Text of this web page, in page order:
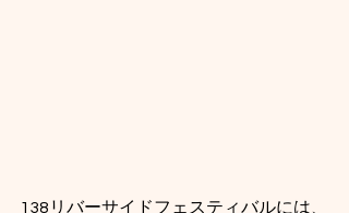
138リバーサイドフェスティバルには、